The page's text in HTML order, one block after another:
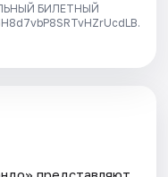
БИЛЕТНЫЙ